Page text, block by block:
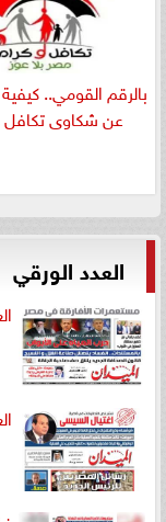
بالرقم القومي..
عن شكاوى تكافل
العدد الورقي